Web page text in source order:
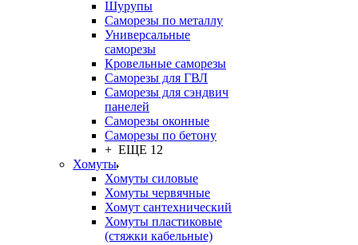
Шурупы
Саморезы по металлу
Универсальные
саморезы
Кровельные саморезы
Саморезы для ГВЛ
Саморезы для сэндвич
панелей
Саморезы оконные
Саморезы по бетону
+ ЕЩЕ 12
Хомуты
Хомуты силовые
Хомуты червячные
Хомут сантехнический
Хомуты пластиковые
(стяжки кабельные)